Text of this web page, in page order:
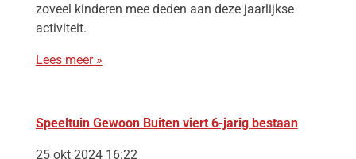
zoveel kinderen mee deden aan deze jaarlijkse
activiteit.
Lees meer »
Speeltuin Gewoon Buiten viert 6-jarig bestaan
25 okt 2024 16:22